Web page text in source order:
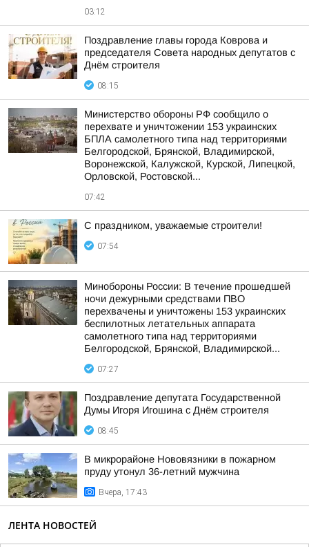
03:12
Поздравление главы города Коврова и
председателя Совета народных депутатов с
Днём строителя
08:15
Министерство обороны РФ сообщило о
перехвате и уничтожении 153 украинских
БПЛА самолетного типа над территориями
Белгородской, Брянской, Владимирской,
Воронежской, Калужской, Курской, Липецкой,
Орловской, Ростовской...
07:42
С праздником, уважаемые строители!
07:54
Минобороны России: В течение прошедшей
ночи дежурными средствами ПВО
перехвачены и уничтожены 153 украинских
беспилотных летательных аппарата
самолетного типа над территориями
Белгородской, Брянской, Владимирской...
07:27
Поздравление депутата Государственной
Думы Игоря Игошина с Днём строителя
08:45
В микрорайоне Нововязники в пожарном
пруду утонул 36-летний мужчина
Вчера, 17:43
ЛЕНТА НОВОСТЕЙ